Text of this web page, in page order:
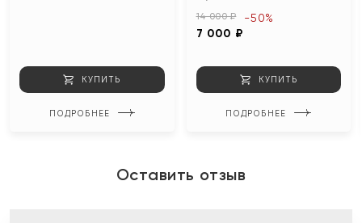
КУПИТЬ
ПОДРОБНЕЕ
14 000 ₽
7 000 ₽
-50%
КУПИТЬ
ПОДРОБНЕЕ
Оставить отзыв